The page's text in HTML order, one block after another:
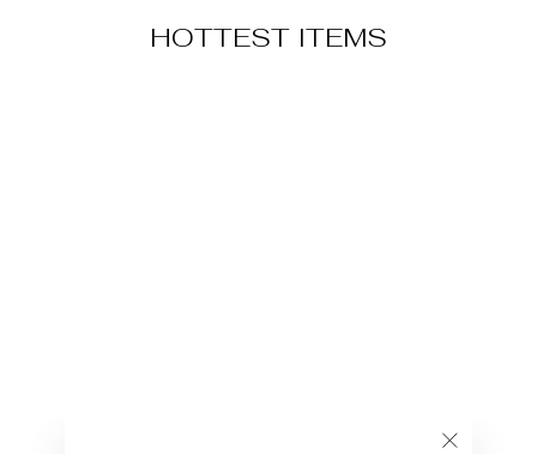
HOTTEST ITEMS